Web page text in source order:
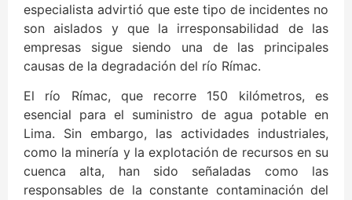
especialista advirtió que este tipo de incidentes no
son aislados y que la irresponsabilidad de las
empresas sigue siendo una de las principales
causas de la degradación del río Rímac.
El río Rímac, que recorre 150 kilómetros, es
esencial para el suministro de agua potable en
Lima. Sin embargo, las actividades industriales,
como la minería y la explotación de recursos en su
cuenca alta, han sido señaladas como las
responsables de la constante contaminación del